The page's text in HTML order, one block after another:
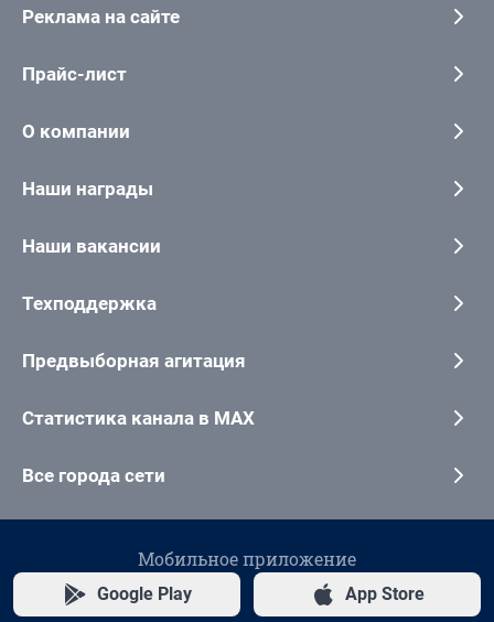
Реклама на сайте
Прайс-лист
О компании
Наши награды
Наши вакансии
Техподдержка
Предвыборная агитация
Статистика канала в MAX
Все города сети
Мобильное приложение
Google Play App Store